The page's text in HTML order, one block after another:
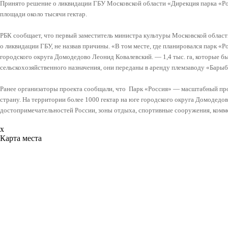
Принято решение о ликвидации ГБУ Московской области «Дирекция парка
площади около тысячи гектар.
РБК сообщает, что первый заместитель министра культуры Московской
о ликвидации ГБУ, не назвав причины. «В том месте, где планировался парк
городского округа Домодедово Леонид Ковалевский. — 1,4 тыс. га, которые
сельскохозяйственного назначения, они переданы в аренду племзаводу
Ранее организаторы проекта сообщали, что Парк «Россия» — масштабный
страну. На территории более 1000 гектар на юге городского округа
достопримечательностей России, зоны отдыха, спортивные сооружения,
x
Карта места